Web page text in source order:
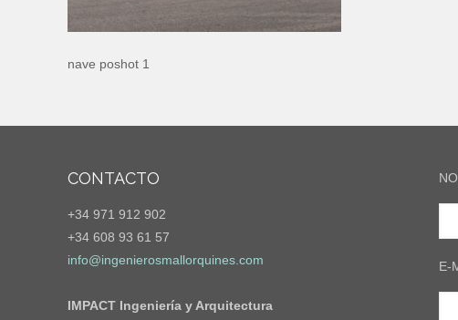
nave poshot 1
CONTACTO
+34 971 912 902
+34 608 93 61 57
info@ingenierosmallorquines.com
IMPACT Ingeniería y Arquitectura
E-